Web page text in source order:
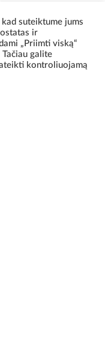
suteiktume jums
ir
„Priimti viską“
galite
kontroliuojamą